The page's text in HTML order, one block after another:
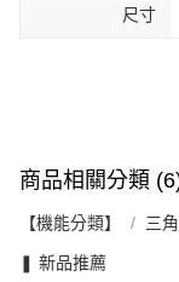
尺寸
商品相關分類
【機能分類】 三
❚ 新品推薦